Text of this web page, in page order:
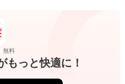
無料
もっと快適に！